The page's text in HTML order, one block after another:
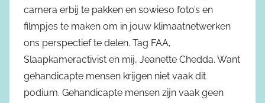
camera erbij te pakken en sowieso foto’s en
filmpjes te maken om in jouw klimaatnetwerken
ons perspectief te delen. Tag FAA,
Slaapkameractivist en mij, Jeanette Chedda. Want
gehandicapte mensen krijgen niet vaak dit
podium. Gehandicapte mensen zijn vaak geen